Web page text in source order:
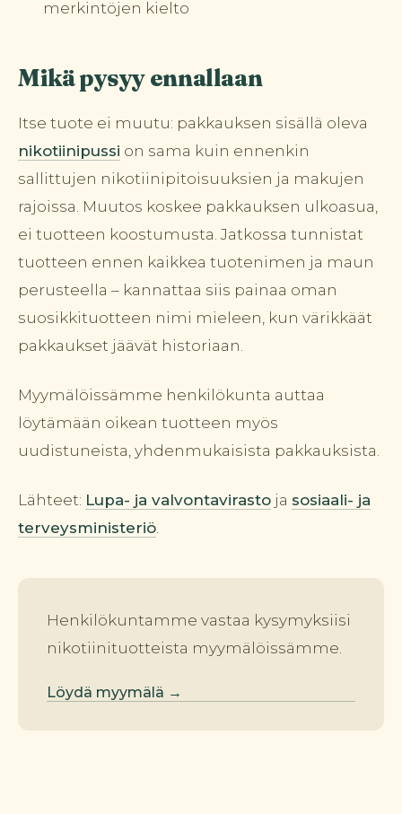
merkintöjen kielto
Mikä pysyy ennallaan
Itse tuote ei muutu: pakkauksen sisällä oleva
nikotiinipussi on sama kuin ennenkin
sallittujen nikotiinipitoisuuksien ja makujen
rajoissa. Muutos koskee pakkauksen ulkoasua,
ei tuotteen koostumusta. Jatkossa tunnistat
tuotteen ennen kaikkea tuotenimen ja maun
perusteella – kannattaa siis painaa oman
suosikkituotteen nimi mieleen, kun värikkäät
pakkaukset jäävät historiaan.
Myymälöissämme henkilökunta auttaa
löytämään oikean tuotteen myös
uudistuneista, yhdenmukaisista pakkauksista.
Lähteet: Lupa- ja valvontavirasto ja sosiaali- ja
terveysministeriö
Henkilökuntamme vastaa kysymyksiisi
nikotiinituotteista myymälöissämme.
Löydä myymälä →